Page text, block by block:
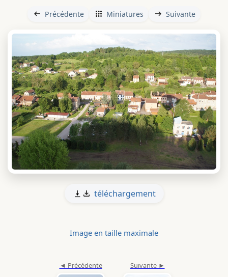
Précédente Miniatures Suivante
téléchargement
Image en taille maximale